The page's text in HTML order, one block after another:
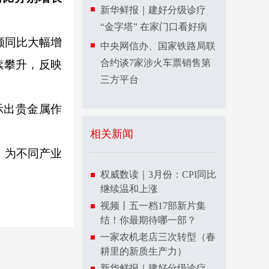
比大幅增
攀升，反映
贵金属作
不同产业
新华鲜报｜建好分级诊疗
“金字塔” 在家门口看好病
中央网信办、国家铁路局联
合约谈7家涉火车票销售第
三方平台
相关新闻
权威数读｜3月份：CPI同比
继续温和上涨
视频丨五一档17部新片集
结！你最期待哪一部？
一家农机老店三次转型（春
耕里的新质生产力）